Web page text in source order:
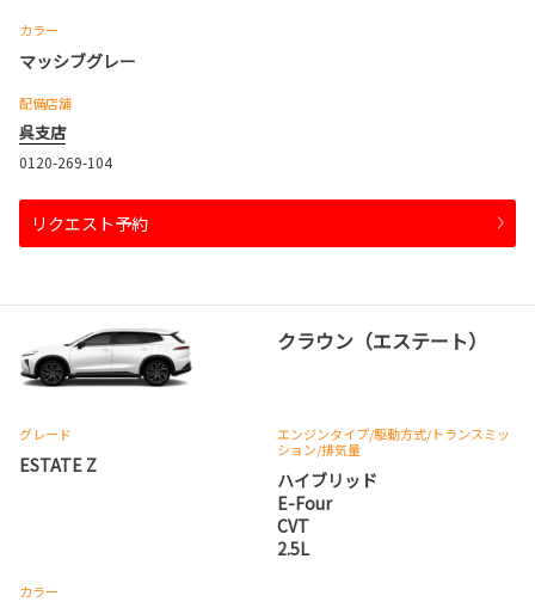
カラー
マッシブグレー
配備店舗
呉支店
0120-269-104
リクエスト予約
クラウン（エステート）
グレード
ESTATE Z
エンジンタイプ/駆動方式/トランスミッ
ション/排気量
ハイブリッド
E-Four
CVT
2.5L
カラー